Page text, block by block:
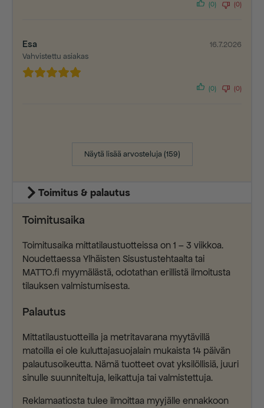
(0) (0)
Esa
Vahvistettu asiakas
16.7.2026
(0) (0)
Näytä lisää arvosteluja (159)
Toimitus & palautus
Toimitusaika
Toimitusaika mittatilaustuotteissa on 1 – 3 viikkoa.
Noudettaessa Ylhäisten Sisustustehtaalta tai
MATTO.fi myymälästä, odotathan erillistä ilmoitusta
tilauksen valmistumisesta.
Palautus
Mittatilaustuotteilla ja metritavarana myytävillä
matoilla ei ole kuluttajasuojalain mukaista 14 päivän
palautusoikeutta. Nämä tuotteet ovat yksilöllisiä, juuri
sinulle suunniteltuja, leikattuja tai valmistettuja.
Reklamaatiosta tulee ilmoittaa myyjälle ennakkoon